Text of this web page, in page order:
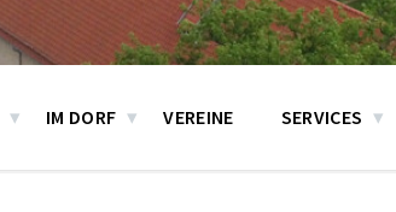
IM DORF VEREINE SERVICES